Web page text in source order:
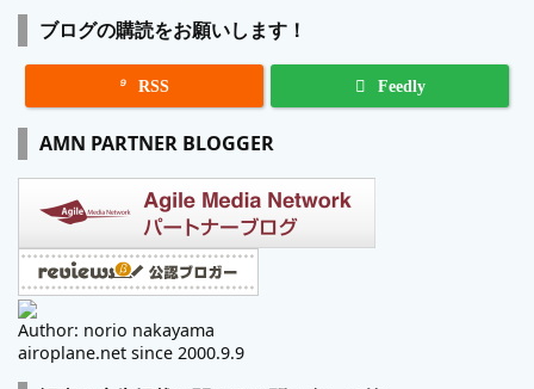
ブログの購読をお願いします！
 RSS Feedly
AMN PARTNER BLOGGER
Author: norio nakayama
airoplane.net since 2000.9.9